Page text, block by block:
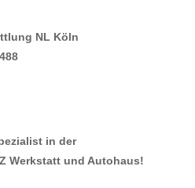
NL Köln
in der
Werkstatt und Autohaus!